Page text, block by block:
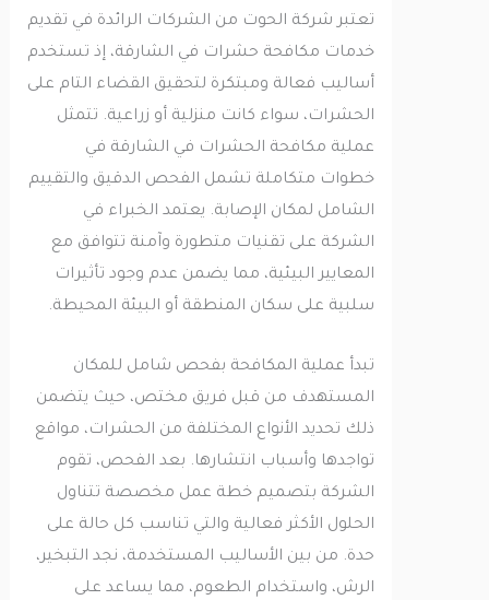
تعتبر شركة الحوت من الشركات الرائدة في تقديم
خدمات مكافحة حشرات في الشارقة، إذ تستخدم
أساليب فعالة ومبتكرة لتحقيق القضاء التام على
الحشرات، سواء كانت منزلية أو زراعية. تتمثل
عملية مكافحة الحشرات في الشارقة في
خطوات متكاملة تشمل الفحص الدقيق والتقييم
الشامل لمكان الإصابة. يعتمد الخبراء في
الشركة على تقنيات متطورة وآمنة تتوافق مع
المعايير البيئية، مما يضمن عدم وجود تأثيرات
سلبية على سكان المنطقة أو البيئة المحيطة.
تبدأ عملية المكافحة بفحص شامل للمكان
المستهدف من قبل فريق مختص، حيث يتضمن
ذلك تحديد الأنواع المختلفة من الحشرات، مواقع
تواجدها وأسباب انتشارها. بعد الفحص، تقوم
الشركة بتصميم خطة عمل مخصصة تتناول
الحلول الأكثر فعالية والتي تناسب كل حالة على
حدة. من بين الأساليب المستخدمة، نجد التبخير،
الرش، واستخدام الطعوم، مما يساعد على